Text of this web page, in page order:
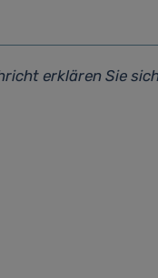
erklären Sie